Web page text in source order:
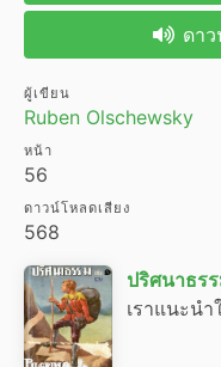
ดา
ผู้เขียน
Ruben Olschewsky
หน้า
56
ดาวน์โหลดเสียง
568
ปริศนาธร
เราแนะน